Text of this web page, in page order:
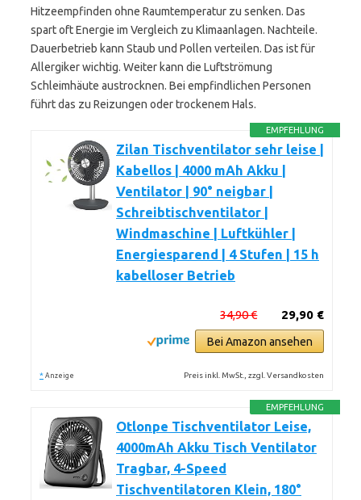
Hitzeempfinden ohne Raumtemperatur zu senken. Das
spart oft Energie im Vergleich zu Klimaanlagen. Nachteile.
Dauerbetrieb kann Staub und Pollen verteilen. Das ist für
Allergiker wichtig. Weiter kann die Luftströmung
Schleimhäute austrocknen. Bei empfindlichen Personen
führt das zu Reizungen oder trockenem Hals.
EMPFEHLUNG
Zilan Tischventilator sehr leise |
Kabellos | 4000 mAh Akku |
Ventilator | 90° neigbar |
Schreibtischventilator |
Windmaschine | Luftkühler |
Energiesparend | 4 Stufen | 15 h
kabelloser Betrieb
29,90 €
34,90 €
Bei Amazon ansehen
* Anzeige Preis inkl. MwSt., zzgl. Versandkosten
EMPFEHLUNG
Otlonpe Tischventilator Leise,
4000mAh Akku Tisch Ventilator
Tragbar, 4-Speed
Tischventilatoren Klein, 180°